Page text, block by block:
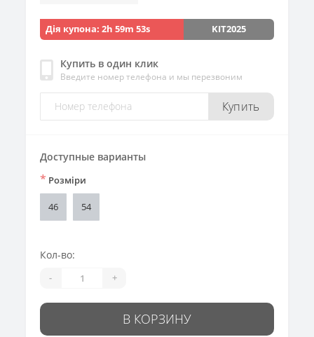
Дія купона:2h 59m 53s KIT2025
Купить в один клик
Введите номер телефона и мы перезвоним
Купить
Доступные варианты
* Розміри
46 54
Кол-во:
- +
В КОРЗИНУ